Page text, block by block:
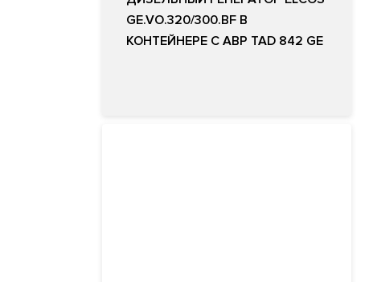
GE.VO.320/300.BF В
КОНТЕЙНЕРЕ С АВР TAD 842 GE